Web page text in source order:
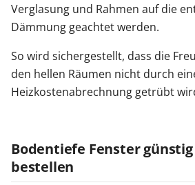
Verglasung und Rahmen auf die
Dämmung geachtet werden.
So wird sichergestellt, dass die
den hellen Räumen nicht durch
Heizkostenabrechnung getrübt
Bodentiefe Fenster
bestellen